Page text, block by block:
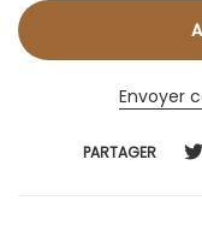
Envoyer
PARTAGER